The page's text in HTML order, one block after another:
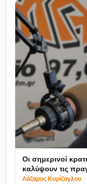
Οι σημερινοί
καλύψουν τις
Λάζαρος Κυρίζογλου